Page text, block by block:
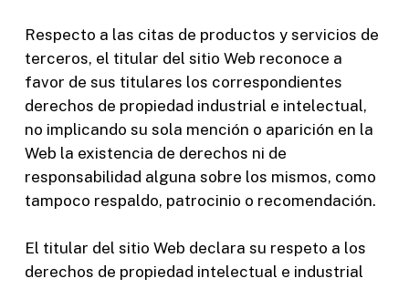
Respecto a las citas de productos y servicios de
terceros, el titular del sitio Web reconoce a
favor de sus titulares los correspondientes
derechos de propiedad industrial e intelectual,
no implicando su sola mención o aparición en la
Web la existencia de derechos ni de
responsabilidad alguna sobre los mismos, como
tampoco respaldo, patrocinio o recomendación.
El titular del sitio Web declara su respeto a los
derechos de propiedad intelectual e industrial